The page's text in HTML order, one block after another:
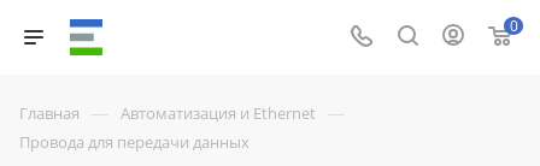
0
Главная — Автоматизация и Ethernet —
Провода для передачи данных